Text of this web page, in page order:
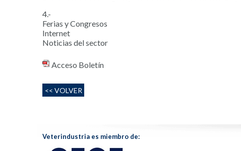
4.-
Ferias y Congresos
Internet
Noticias del sector
Acceso Boletín
<< VOLVER
Veterindustria es miembro de: